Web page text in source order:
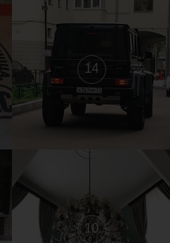
14
10